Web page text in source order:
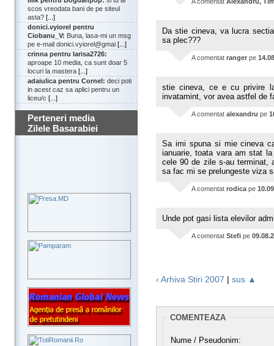
scos vreodata bani de pe siteul
asta? [...]
donici.vyiorel pentru
Ciobanu_V: Buna, lasa-mi un msg
pe e-mail donici.vyiorel@gmai [...]
crinna pentru larisa2726:
aproape 10 media, ca sunt doar 5
locuri la mastera [...]
adaiulica pentru Cornel: deci poti
in acest caz sa aplici pentru un
liceu/c [...]
Perteneri media
Zilele Basarabiei
Da stie cineva, va lucra
sa plec???
A comentat ranger pe
stie cineva, ce e cu privire
invatamint, vor avea astfel de
A comentat alexandru pe
Sa imi spuna si mie cineva
ianuarie, toata vara am stat
cele 90 de zile s-au terminat,
sa fac mi se prelungeste viza
A comentat rodica pe
Unde pot gasi lista elevilor
A comentat Stefi pe
‹ Arhiva Stiri 2007 | sus ▲
COMENTEAZA
Nume / Pseudonim: